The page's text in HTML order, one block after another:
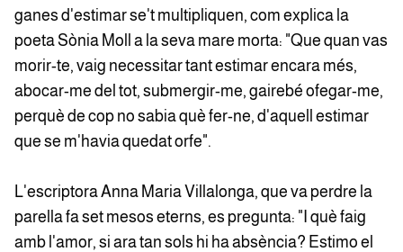
ganes d'estimar se't multipliquen, com explica la
poeta Sònia Moll a la seva mare morta: "Que quan vas
morir-te, vaig necessitar tant estimar encara més,
abocar-me del tot, submergir-me, gairebé ofegar-me,
perquè de cop no sabia què fer-ne, d'aquell estimar
que se m'havia quedat orfe".
L'escriptora Anna Maria Villalonga, que va perdre la
parella fa set mesos eterns, es pregunta: "I què faig
amb l'amor, si ara tan sols hi ha absència? Estimo el